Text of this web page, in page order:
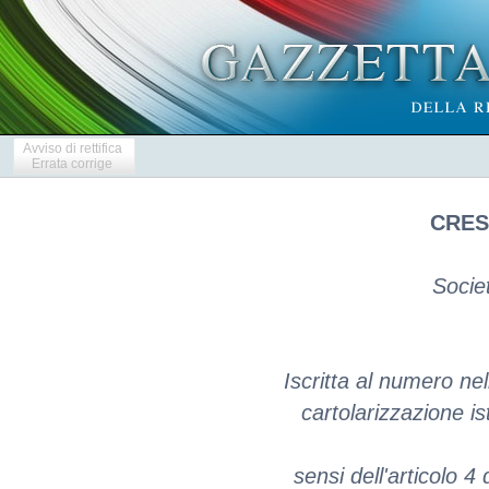
Avviso di rettifica
Errata corrige
Iscritta al numero
cartolarizzazione
sensi dell'articolo 4